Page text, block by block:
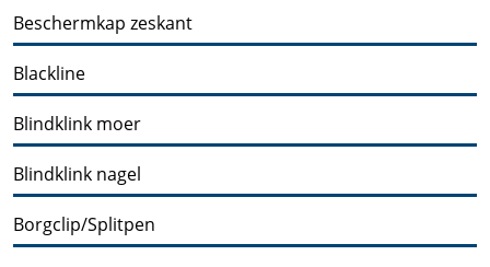
Beschermkap zeskant
Blackline
Blindklink moer
Blindklink nagel
Borgclip/Splitpen